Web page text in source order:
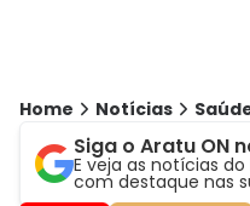
Home Notícias
Siga o Aratu ON
E veja as notícias do
com destaque nas